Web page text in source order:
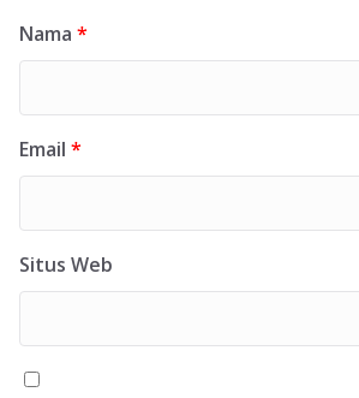
Nama *
Email *
Situs Web